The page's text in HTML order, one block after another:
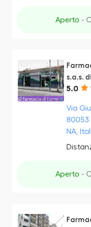
Aperto -
s.a.s.
5.0
Via
80053
NA,
Aperto -